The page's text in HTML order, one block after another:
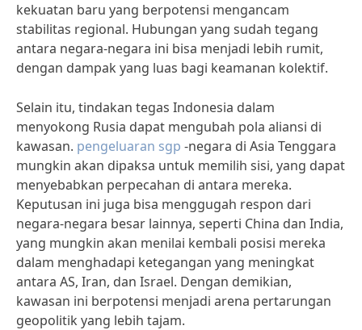
kekuatan baru yang berpotensi mengancam
stabilitas regional. Hubungan yang sudah tegang
antara negara-negara ini bisa menjadi lebih rumit,
dengan dampak yang luas bagi keamanan kolektif.
Selain itu, tindakan tegas Indonesia dalam
menyokong Rusia dapat mengubah pola aliansi di
kawasan. pengeluaran sgp -negara di Asia Tenggara
mungkin akan dipaksa untuk memilih sisi, yang dapat
menyebabkan perpecahan di antara mereka.
Keputusan ini juga bisa menggugah respon dari
negara-negara besar lainnya, seperti China dan India,
yang mungkin akan menilai kembali posisi mereka
dalam menghadapi ketegangan yang meningkat
antara AS, Iran, dan Israel. Dengan demikian,
kawasan ini berpotensi menjadi arena pertarungan
geopolitik yang lebih tajam.